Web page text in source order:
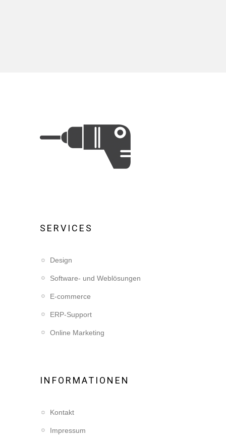
SERVICES
Design
Software- und Weblösungen
E-commerce
ERP-Support
Online Marketing
INFORMATIONEN
Kontakt
Impressum